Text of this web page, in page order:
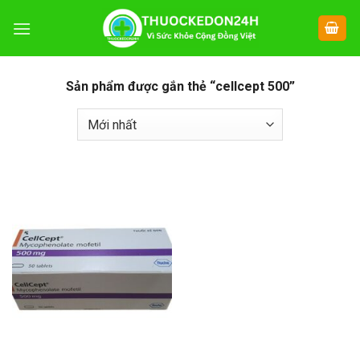
đến
Sản phẩm được gắn thẻ “cellcept 500”